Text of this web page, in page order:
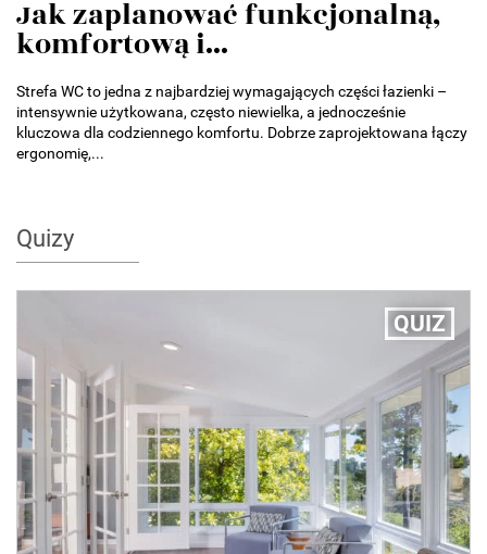
Jak zaplanować funkcjonalną,
komfortową i...
Strefa WC to jedna z najbardziej wymagających części łazienki –
intensywnie użytkowana, często niewielka, a jednocześnie
kluczowa dla codziennego komfortu. Dobrze zaprojektowana łączy
ergonomię,...
Quizy
QUIZ